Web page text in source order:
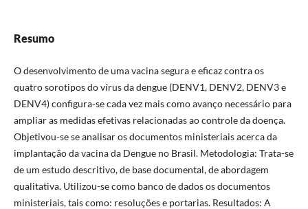
Resumo
O desenvolvimento de uma vacina segura e eficaz contra os
quatro sorotipos do vírus da dengue (DENV1, DENV2, DENV3 e
DENV4) configura-se cada vez mais como avanço necessário para
ampliar as medidas efetivas relacionadas ao controle da doença.
Objetivou-se se analisar os documentos ministeriais acerca da
implantação da vacina da Dengue no Brasil. Metodologia: Trata-se
de um estudo descritivo, de base documental, de abordagem
qualitativa. Utilizou-se como banco de dados os documentos
ministeriais, tais como: resoluções e portarias. Resultados: A